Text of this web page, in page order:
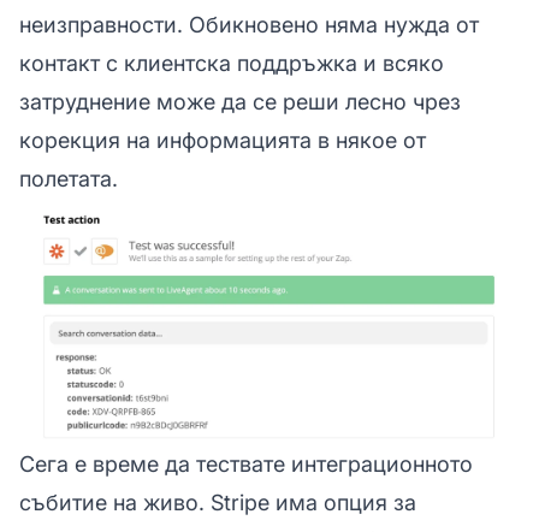
неизправности. Обикновено няма нужда от
контакт с клиентска поддръжка и всяко
затруднение може да се реши лесно чрез
корекция на информацията в някое от
полетата.
Сега е време да тествате интеграционното
събитие на живо. Stripe има опция за